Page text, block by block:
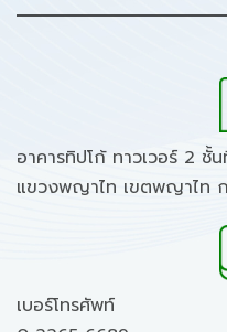
อาคารทิปโก้ ทาวเวอร์ 2 ชั้
แขวงพญาไท เขตพญาไท
เบอร์โทรศัพท์